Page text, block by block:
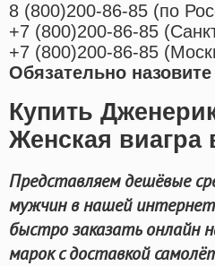
8 (800)200-86-85 (по
+7 (800)200-86-85 (
+7 (800)200-86-85 (
Обязательно
Купить
Женская виагра
Представляем дешёвые
мужчин в нашей
быстро заказать онлайн
марок с доставкой